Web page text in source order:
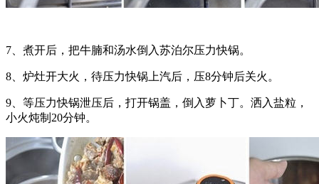
7、煮开后，把牛腩和汤水倒入苏泊尔压力快锅。
8、炉灶开大火，待压力快锅上汽后，压8分钟后关火。
9、等压力快锅泄压后，打开锅盖，倒入萝卜丁。洒入盐粒，
小火炖制20分钟。